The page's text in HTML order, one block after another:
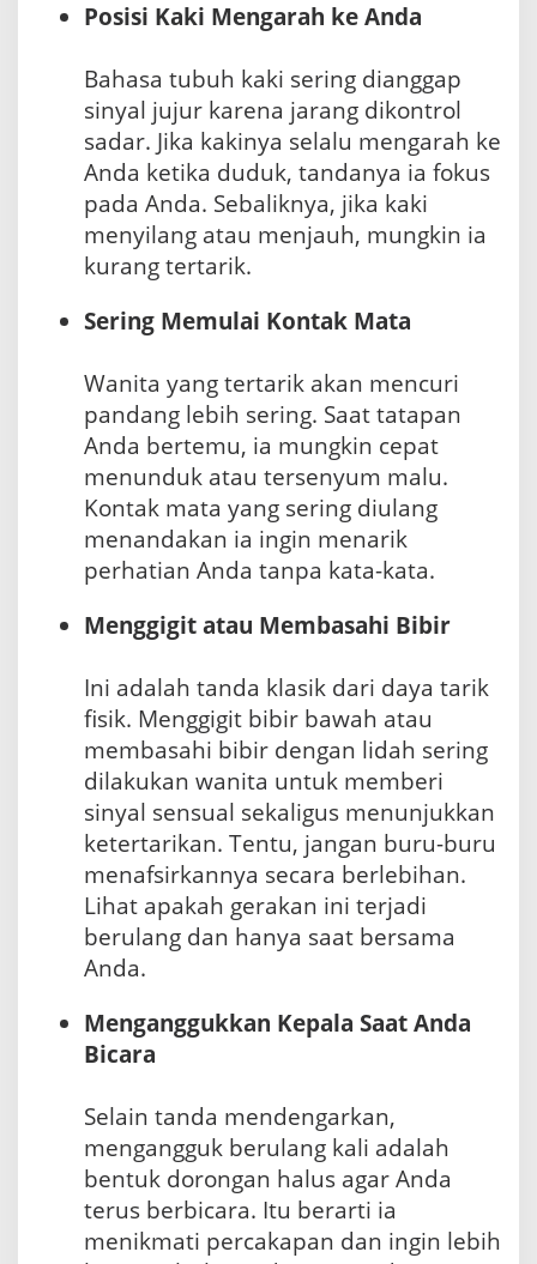
Posisi Kaki Mengarah ke Anda
Bahasa tubuh kaki sering dianggap
sinyal jujur karena jarang dikontrol
sadar. Jika kakinya selalu mengarah ke
Anda ketika duduk, tandanya ia fokus
pada Anda. Sebaliknya, jika kaki
menyilang atau menjauh, mungkin ia
kurang tertarik.
Sering Memulai Kontak Mata
Wanita yang tertarik akan mencuri
pandang lebih sering. Saat tatapan
Anda bertemu, ia mungkin cepat
menunduk atau tersenyum malu.
Kontak mata yang sering diulang
menandakan ia ingin menarik
perhatian Anda tanpa kata-kata.
Menggigit atau Membasahi Bibir
Ini adalah tanda klasik dari daya tarik
fisik. Menggigit bibir bawah atau
membasahi bibir dengan lidah sering
dilakukan wanita untuk memberi
sinyal sensual sekaligus menunjukkan
ketertarikan. Tentu, jangan buru-buru
menafsirkannya secara berlebihan.
Lihat apakah gerakan ini terjadi
berulang dan hanya saat bersama
Anda.
Menganggukkan Kepala Saat Anda
Bicara
Selain tanda mendengarkan,
mengangguk berulang kali adalah
bentuk dorongan halus agar Anda
terus berbicara. Itu berarti ia
menikmati percakapan dan ingin lebih